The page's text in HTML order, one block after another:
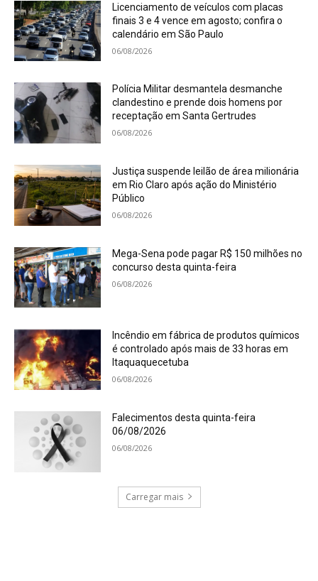
Licenciamento de veículos com placas
finais 3 e 4 vence em agosto; confira o
calendário em São Paulo
06/08/2026
Polícia Militar desmantela desmanche
clandestino e prende dois homens por
receptação em Santa Gertrudes
06/08/2026
Justiça suspende leilão de área milionária
em Rio Claro após ação do Ministério
Público
06/08/2026
Mega-Sena pode pagar R$ 150 milhões no
concurso desta quinta-feira
06/08/2026
Incêndio em fábrica de produtos químicos
é controlado após mais de 33 horas em
Itaquaquecetuba
06/08/2026
Falecimentos desta quinta-feira
06/08/2026
06/08/2026
Carregar mais